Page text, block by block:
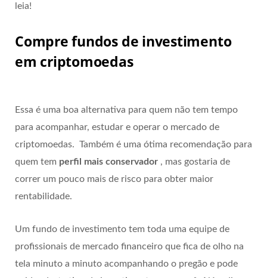
leia!
Compre fundos de investimento
em criptomoedas
Essa é uma boa alternativa para quem não tem tempo
para acompanhar, estudar e operar o mercado de
criptomoedas. Também é uma ótima recomendação para
quem tem perfil mais conservador , mas gostaria de
correr um pouco mais de risco para obter maior
rentabilidade.
Um fundo de investimento tem toda uma equipe de
profissionais de mercado financeiro que fica de olho na
tela minuto a minuto acompanhando o pregão e pode